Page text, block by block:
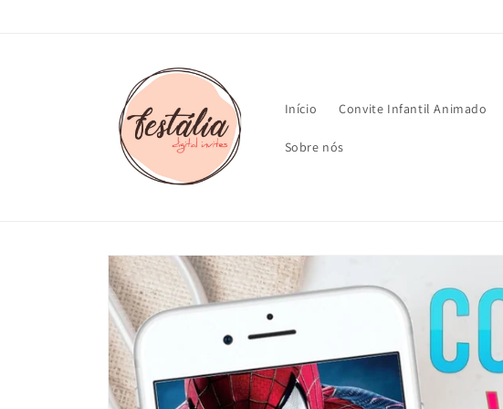
Início Convite Infantil Animado
Sobre nós
as
informações
do produto